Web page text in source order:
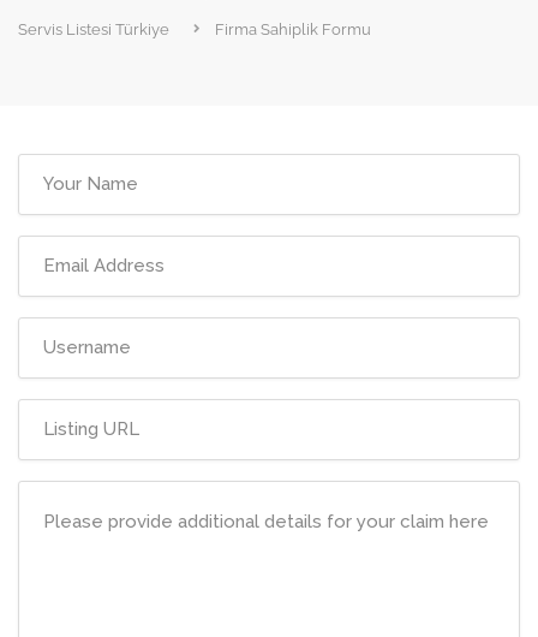
Servis Listesi Türkiye Firma Sahiplik Formu